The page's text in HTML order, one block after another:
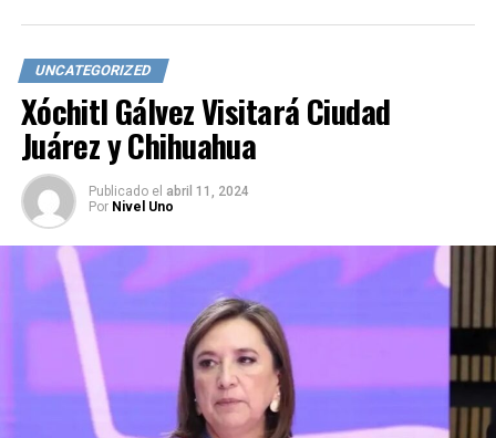
UNCATEGORIZED
Xóchitl Gálvez Visitará Ciudad
Juárez y Chihuahua
Publicado el abril 11, 2024
Por Nivel Uno